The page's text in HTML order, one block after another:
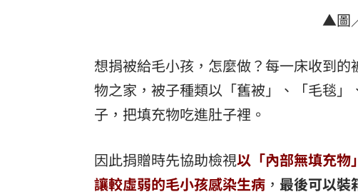
▲圖
想捐被給毛小孩，怎麼做？每一床收到
物之家，被子種類以「舊被」、「毛毯
子，把填充物吃進肚子裡。
因此捐贈時先協助檢視以「內部無填充物
讓較虛弱的毛小孩感染生病 ， 最後可以裝